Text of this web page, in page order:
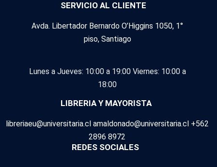
SERVICIO AL CLIENTE
Avda. Libertador Bernardo O’Higgins 1050, 1°
piso, Santiago
Lunes a Jueves: 10:00 a 19:00 Viernes: 10:00 a
18:00
LIBRERIA Y MAYORISTA
libreriaeu@universitaria.cl amaldonado@universitaria.cl +562
2896 8972
REDES SOCIALES